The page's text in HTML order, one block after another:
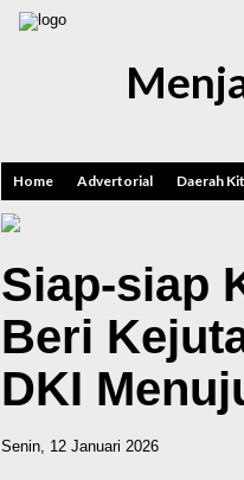
Home Advertorial Daerah
Siap-siap
Beri
DKI
Senin, 12 Januari 2026